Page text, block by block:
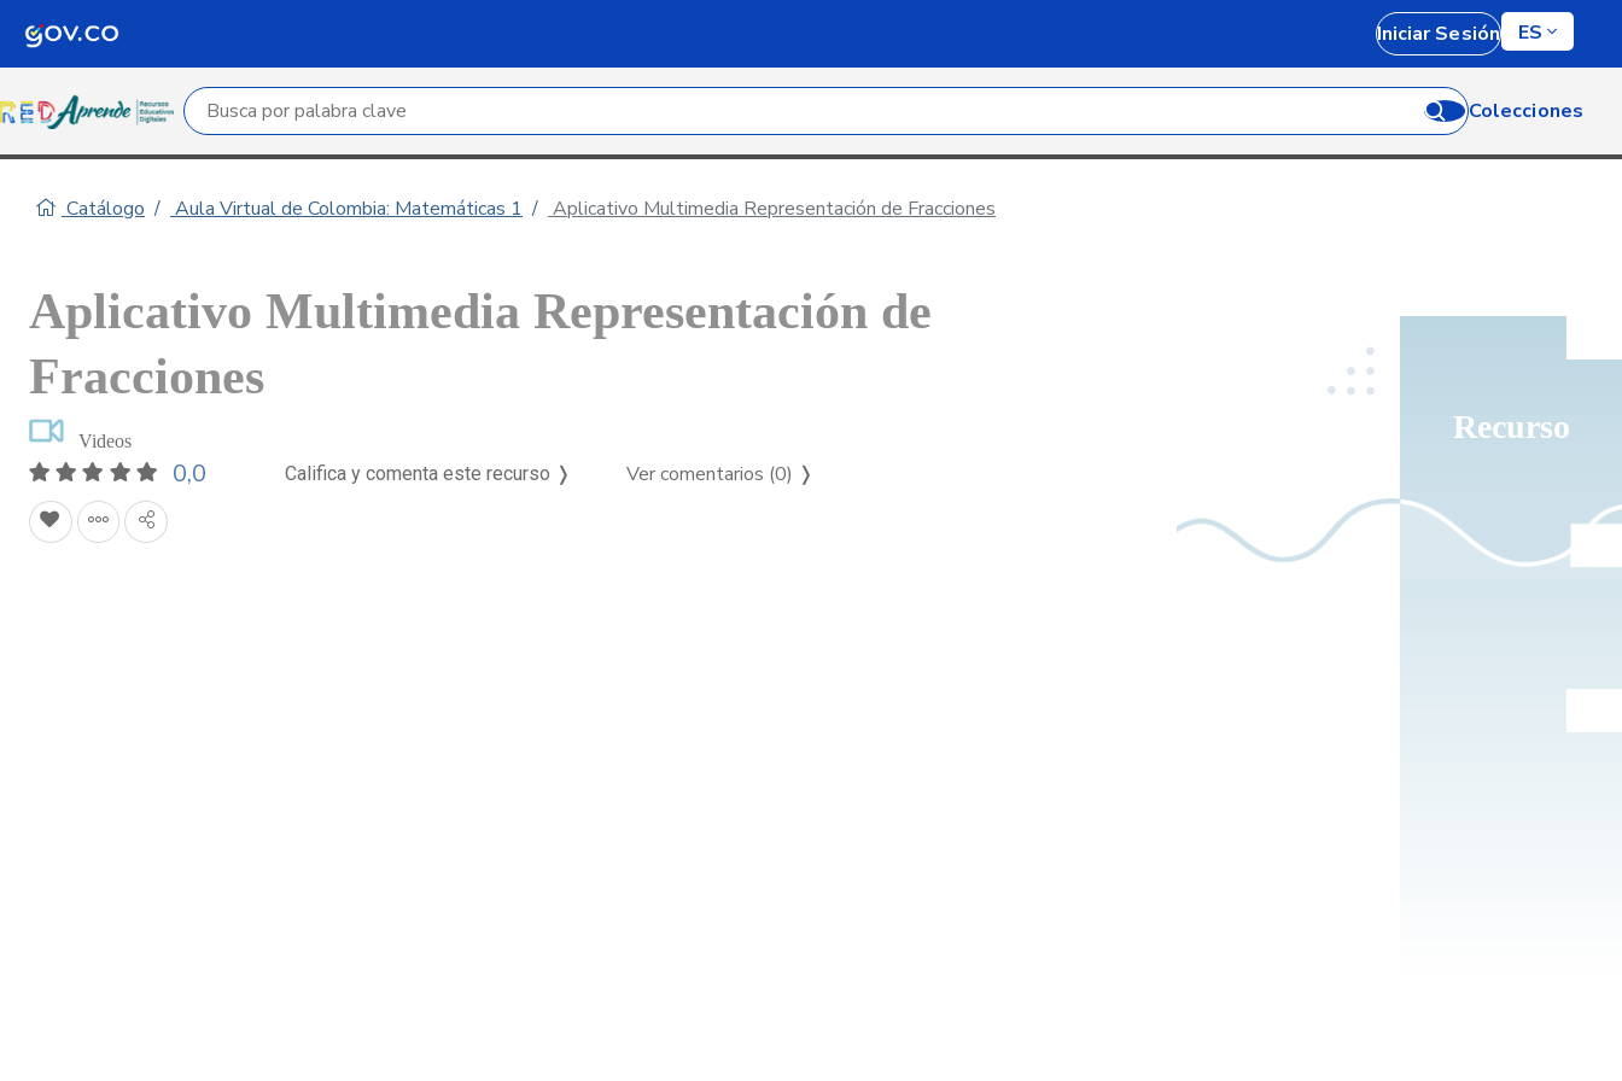
Iniciar Sesión ES
Campo de búsqueda por palabra clave Colecciones
Catálogo Aula Virtual de Colombia: Matemáticas 1 Aplicativo Multimedia Representación de Fracciones
Recurso
Aplicativo Multimedia Representación de
Fracciones
Videos
0,0 Califica y comenta este recurso ❭ Ver comentarios (0) ❭